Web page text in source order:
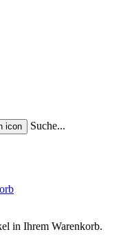
Suche...
in Ihrem Warenkorb.